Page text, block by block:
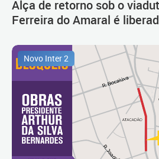
Alça de retorno sob o
Ferreira do Amaral é
Novo Inter 2